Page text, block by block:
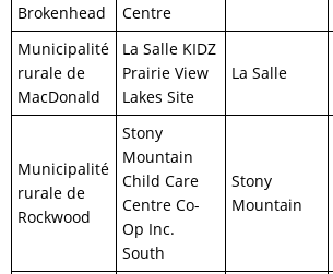
Brokenhead Centre
Municipalité
rurale de
MacDonald
La Salle KIDZ
Prairie View
Lakes Site
La Salle
Municipalité
rurale de
Rockwood
Stony
Mountain
Child Care
Centre Co-
Op Inc.
South
Stony
Mountain